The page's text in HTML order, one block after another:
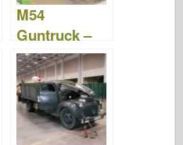
M54
Guntruck –
Foton &;
Video